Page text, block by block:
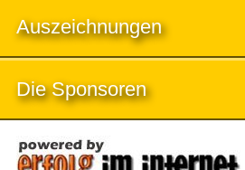
Auszeichnungen
Die Sponsoren